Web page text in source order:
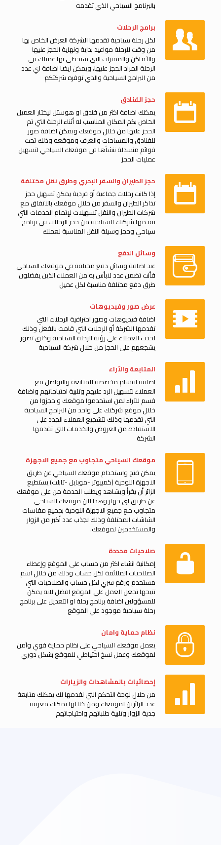
بالبرنامج السياحي الذي تقدمه
برامج الرحلات
لكل رحلة سياحية تقدمها الشركة العرض الخاص بها
من وقت للرحلة مواعيد بداية ونهاية الحجز عليها
والأماكن والمميزات التي سيحظى بها عميلك في
الرحلة المراد الحجز عليها، ويمكن ايضا اضافة اي عدد
من البرامج السياحية والذي توفره شركتكم
حجز الفنادق
يمكنك اضافة اكثر من فندق او هوستل ليختار العميل
الخاص بكم المكان المناسب له أثناء الرحلة التي تم
الحجز عليها من خلال موقعك ويمكن اضافة صور
للفنادق والمساحات والغرف وموقعه وذلك تحت
قوائم منسدلة ننشأها في موقعك السياحي لتسهيل
عمليات الحجز
حجز الطيران والسفر البحري وطرق نقل مختلفة
إذا كانت رحلات جماعية أو فردية يمكن تسهيل حجز
تذاكر الطيران والسفر من خلال موقعك بالاتفاق مع
شركات الطيران والنقل تسهيلات لإتمام الخدمات التي
تقدمها شركتك السياحية من حجز الرحلات في برنامج
سياحي وحجز وسيلة النقل المناسبة لعملك
وسائل الدفع
عند اضافة وسائل دفع مختلفة في موقعك السياحي
فأنت تضمن عدد لابأس به من العملاء الذين يفضلون
طرق دفع مختلفة مناسبة لكل عميل
عرض صور وفيديوهات
اضافة فيديوهات وصور احترافية الرحلات التي
تقدمها الشركة أو الرحلات التي قامت بالفعل وذلك
لجذب العملاء على رؤية الرحلة السياحية وخلق تصور
يشجعهم على الحجز من خلال شركة السياحية
المتابعة والآراء
اضافة اقسام مخصصة للمتابعة والتواصل مع
العملاء لتسهيل الرد عليهم وتلبية احتياجاتهم واضافة
قسم للآراء لمن استخدموا موقعك و حجزوا من
خلال موقع شركتك على واحد من البرامج السياحية
التي تقدمها وذلك لتشجيع العملاء الجدد على
الاستفادة من العروض والخدمات التي تقدمها
الشركة
موقعك السياحي متجاوب مع جميع الاجهزة
يمكن فتح واستخدام موقعك السياحي عن طريق
الاجهزة اللوحية (كمبيوتر -موبايل -تابلت) يستطيع
الزائر أن يقرأ ويشاهد ويطلب الخدمة من على موقعك
عن طريق اي جهاز وهذا لان موقعك السياحي
متجاوب مع جميع الاجهزة اللوحية بجميع مقاسات
الشاشات المختلفة وذلك لجذب عدد أكبر من الزوار
والمستخدمين لموقعك.
صلاحيات محددة
إمكانية انشاء اكثر من حساب على الموقع وإعطاء
الصلاحيات الملائمة لكل حساب وذلك من خلال اسم
مستخدم ورقم سري لكل حساب والصلاحيات التي
تتيحها تجعل العمل علي الموقع افضل لانه يمكن
للمسؤولين اضافة برنامج رحلة او التعديل على برنامج
رحلة سياحية موجود علي الموقع
نظام حماية وامان
يعمل موقعك السياحي على نظام حماية قوي وآمن
لموقعك وعمل نسخ احتياطي للموقع بشكل دوري
إحصائيات بالمشاهدات والزيارات
من خلال لوحة التحكم التي نقدمها لك يمكنك متابعة
عدد الزائرين لموقعك ومن خلالها يمكنك معرفة
جدية الزوار وتلبية طلباتهم واحتياجاتهم